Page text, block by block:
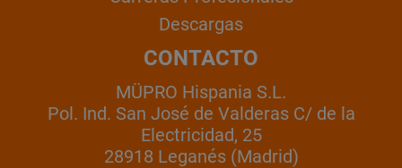
Descargas
CONTACTO
MÜPRO Hispania S.L.
Pol. Ind. San José de Valderas C/ de la
Electricidad, 25
28918 Leganés (Madrid)